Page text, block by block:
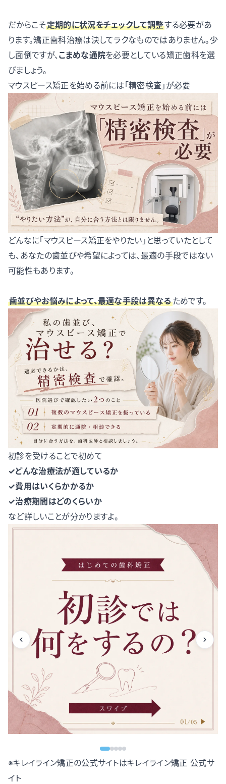
だからこそ定期的に状況をチェックして調整する必要があ
ります。矯正歯科治療は決してラクなものではありません。少
し面倒ですが、 こまめな通院を必要としている矯正歯科を選
びましょう。
マウスピース矯正を始める前には「精密検査」が必要
どんなに「マウスピース矯正をやりたい」と思っていたとして
も、あなたの歯並びや希望によっては、最適の手段ではない
可能性もあります。
歯並びやお悩みによって、最適な手段は異なるためです。
初診を受けることで初めて
✓どんな治療法が適しているか
✓費用はいくらかかるか
✓治療期間はどのくらいか
など詳しいことが分かりますよ。
※キレイライン矯正の公式サイトはキレイライン矯正 公式サ
イト